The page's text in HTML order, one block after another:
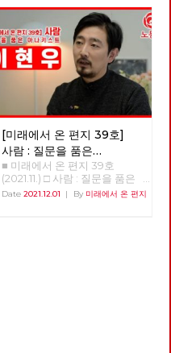
Commodity Fetishism’이란
말로 1장 제4절에서 처음 등장한
다. 김규항 작가는 2020년 출간
한 <혁명노트>에서 물신성을 주
된 화두로 삼았다. 김규항 작가
는 강연 전반에서 같은 책의 이
름을 <자본론>과 <자본>으로 섞
어서 언급했으며, 여기서는 혼동
을 피하기 위해 <자본론>으로
본주의 세계는 상품으로 이루어
진 세계다. 상품이 아닌 것이 없
으며, 우리라고 일컬어지는 대부
분의 사람들도 임노동으로 산다.
직장 생활도 내 노동력 상품을
판매하면서 생활하는 것이다. 왜
국제연대재건 트로이카 세계마
당) 1996년 8월 17일 주민 계획
(people’s plan)으로 시작된 케
랄라의 지방자치는 케랄라 주 전
체 예산의 35~40%를 할당받는
다. 그리고 무엇보다 지방자치제
에서 중앙의 심의 없이 예산을
자체적으로 짜고 결정할 수 있
다. 이 주민 계획의 시작을 빅뱅
이라고 부른 이유가 그 때문이
다.1) 케랄라 모델의 입안자였던
EMS 남부디리파드가 집권 이후
가장 먼저 한 것은 토지 개혁이
었고 토지 개혁을 어느 정도 이
룬 후 바로 다음 목표로 잡은 것
[미래에서 온 편지 39호]
사람 : 질문을 품은
아나키스트, 이현우
■ 미래에서 온 편지 39호
(2021.11.) □ 사람 : 질문을 품은
아나키스트, 이현우 안보영, 적
Date 2021.12.01 | By 미래에서 온 편지